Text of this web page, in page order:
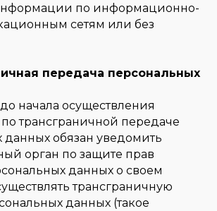
по информационно-
сетям или без
передача персональных
начала осуществления
трансграничной передаче
данных обязан уведомить
орган по защите прав
данных о своем
трансграничную
данных (такое